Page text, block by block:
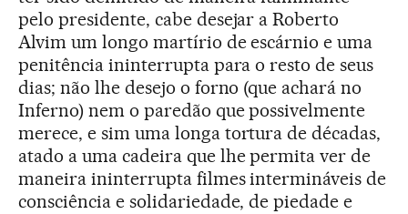
pelo presidente, cabe desejar a Roberto
Alvim um longo martírio de escárnio e uma
penitência ininterrupta para o resto de seus
dias; não lhe desejo o forno (que achará no
Inferno) nem o paredão que possivelmente
merece, e sim uma longa tortura de décadas,
atado a uma cadeira que lhe permita ver de
maneira ininterrupta filmes intermináveis de
consciência e solidariedade, de piedade e